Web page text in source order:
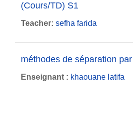
(Cours/TD) S1
Teacher: sefha farida
méthodes de séparation
Enseignant : khaouane latifa